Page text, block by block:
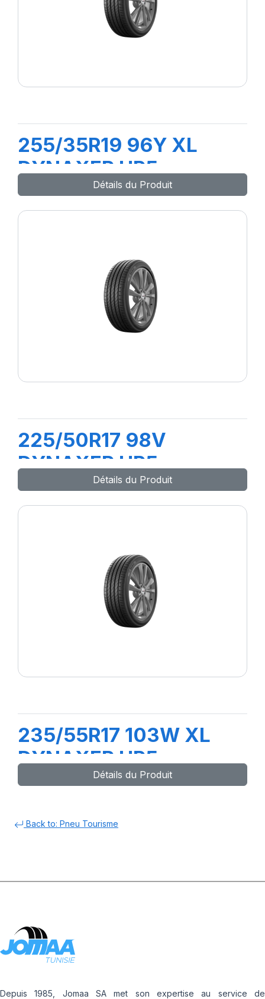
255/35R19 96Y XL
DYNAXER HP5
Détails du Produit
225/50R17 98V
DYNAXER HP5
Détails du Produit
235/55R17 103W XL
DYNAXER HP5
Détails du Produit
Back to: Pneu Tourisme
Depuis 1985, Jomaa SA met son expertise au service de